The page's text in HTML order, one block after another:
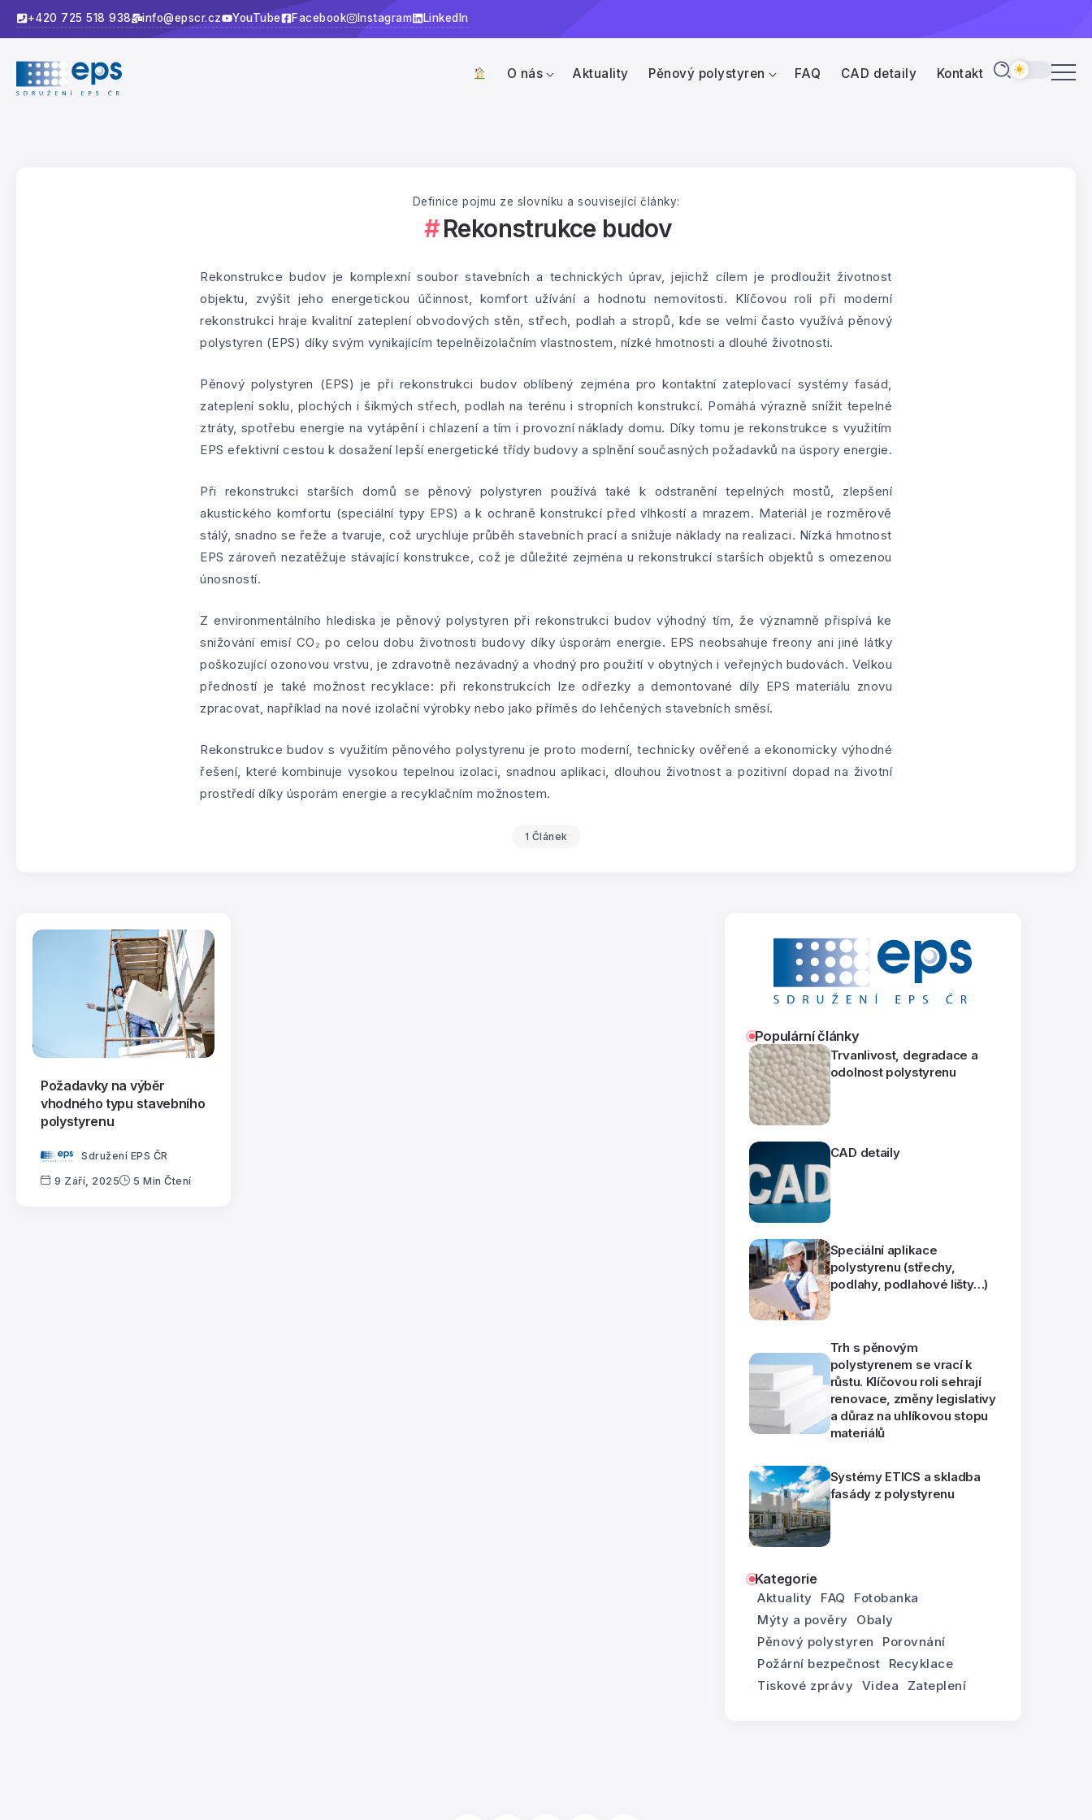
+420 725 518 938 info@epscr.cz YouTube Facebook Instagram LinkedIn
O nás Aktuality Pěnový polystyren FAQ CAD detaily Kontakt
Definice pojmu ze slovníku a související články:
Rekonstrukce budov
Rekonstrukce budov je komplexní soubor stavebních a technických úprav, jejichž cílem je prodloužit životnost
objektu, zvýšit jeho energetickou účinnost, komfort užívání a hodnotu nemovitosti. Klíčovou roli při moderní
rekonstrukci hraje kvalitní zateplení obvodových stěn, střech, podlah a stropů, kde se velmi často využívá pěnový
polystyren (EPS) díky svým vynikajícím tepelněizolačním vlastnostem, nízké hmotnosti a dlouhé životnosti.
Pěnový polystyren (EPS) je při rekonstrukci budov oblíbený zejména pro kontaktní zateplovací systémy fasád,
zateplení soklu, plochých i šikmých střech, podlah na terénu i stropních konstrukcí. Pomáhá výrazně snížit tepelné
ztráty, spotřebu energie na vytápění i chlazení a tím i provozní náklady domu. Díky tomu je rekonstrukce s využitím
EPS efektivní cestou k dosažení lepší energetické třídy budovy a splnění současných požadavků na úspory energie.
Při rekonstrukci starších domů se pěnový polystyren používá také k odstranění tepelných mostů, zlepšení
akustického komfortu (speciální typy EPS) a k ochraně konstrukcí před vlhkostí a mrazem. Materiál je rozměrově
stálý, snadno se řeže a tvaruje, což urychluje průběh stavebních prací a snižuje náklady na realizaci. Nízká hmotnost
EPS zároveň nezatěžuje stávající konstrukce, což je důležité zejména u rekonstrukcí starších objektů s omezenou
únosností.
Z environmentálního hlediska je pěnový polystyren při rekonstrukci budov výhodný tím, že významně přispívá ke
snižování emisí CO₂ po celou dobu životnosti budovy díky úsporám energie. EPS neobsahuje freony ani jiné látky
poškozující ozonovou vrstvu, je zdravotně nezávadný a vhodný pro použití v obytných i veřejných budovách. Velkou
předností je také možnost recyklace: při rekonstrukcích lze odřezky a demontované díly EPS materiálu znovu
zpracovat, například na nové izolační výrobky nebo jako příměs do lehčených stavebních směsí.
Rekonstrukce budov s využitím pěnového polystyrenu je proto moderní, technicky ověřené a ekonomicky výhodné
řešení, které kombinuje vysokou tepelnou izolaci, snadnou aplikaci, dlouhou životnost a pozitivní dopad na životní
prostředí díky úsporám energie a recyklačním možnostem.
1 Článek
Požadavky na výběr
vhodného typu stavebního
polystyrenu
Sdružení EPS ČR
9 Září, 2025 5 Min Čtení
Populární články
Trvanlivost, degradace a
odolnost polystyrenu
CAD detaily
Speciální aplikace
polystyrenu (střechy,
podlahy, podlahové lišty…)
Trh s pěnovým
polystyrenem se vrací k
růstu. Klíčovou roli sehrají
renovace, změny legislativy
a důraz na uhlíkovou stopu
materiálů
Systémy ETICS a skladba
fasády z polystyrenu
Kategorie
Aktuality FAQ
Fotobanka
Mýty a pověry
Obaly
Pěnový polystyren
Porovnání
Požární bezpečnost
Recyklace
Tiskové zprávy
Videa Zateplení